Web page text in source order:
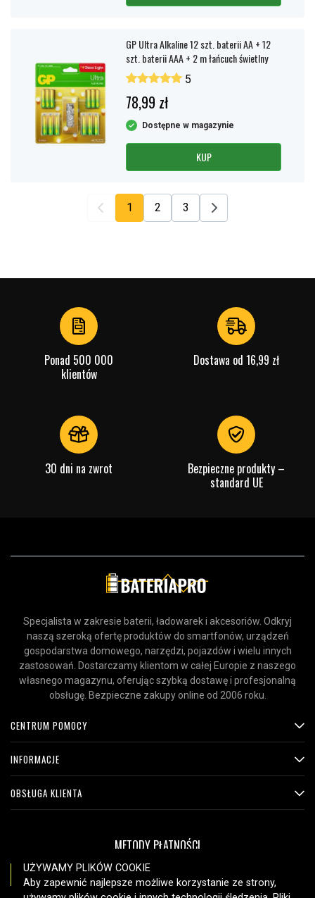
GP Ultra Alkaline 12 szt. baterii AA + 12
szt. baterii AAA + 2 m łańcuch świetlny
5
78,99 zł
Dostępne w magazynie
KUP
1 2 3
Ponad 500 000
klientów
Dostawa od 16,99 zł
30 dni na zwrot
Bezpieczne produkty –
standard UE
Specjalista w zakresie baterii, ładowarek i akcesoriów. Odkryj
naszą szeroką ofertę produktów do smartfonów, urządzeń
gospodarstwa domowego, narzędzi, pojazdów i wielu innych
zastosowań. Dostarczamy klientom w całej Europie z naszego
własnego magazynu, oferując szybką dostawę i profesjonalną
obsługę. Bezpieczne zakupy online od 2006 roku.
CENTRUM POMOCY
INFORMACJE
OBSŁUGA KLIENTA
METODY PŁATNOŚCI
UŻYWAMY PLIKÓW COOKIE
Aby zapewnić najlepsze możliwe korzystanie ze strony,